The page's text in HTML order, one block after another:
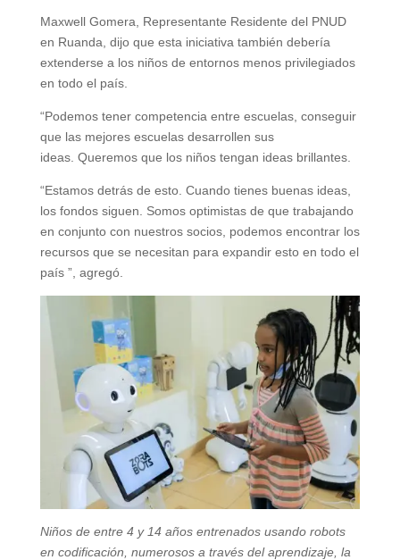
Maxwell Gomera, Representante Residente del PNUD
en Ruanda, dijo que esta iniciativa también debería
extenderse a los niños de entornos menos privilegiados
en todo el país.
“Podemos tener competencia entre escuelas, conseguir
que las mejores escuelas desarrollen sus
ideas. Queremos que los niños tengan ideas brillantes.
“Estamos detrás de esto. Cuando tienes buenas ideas,
los fondos siguen. Somos optimistas de que trabajando
en conjunto con nuestros socios, podemos encontrar los
recursos que se necesitan para expandir esto en todo el
país ”, agregó.
Niños de entre 4 y 14 años entrenados usando robots
en codificación, numerosos a través del aprendizaje, la